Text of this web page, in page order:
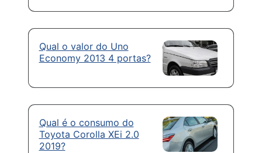
Qual o valor do Uno
Economy 2013 4 portas?
Qual é o consumo do
Toyota Corolla XEi 2.0
2019?